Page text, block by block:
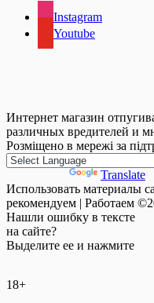
Instagram
Youtube
Интернет магазин
различных вредителей и
Розміщено в мережі за
Translate
Использовать материалы
рекомендуем | Работаем
Нашли ошибку в тексте
на сайте?
Выделите ее и нажмите
18+